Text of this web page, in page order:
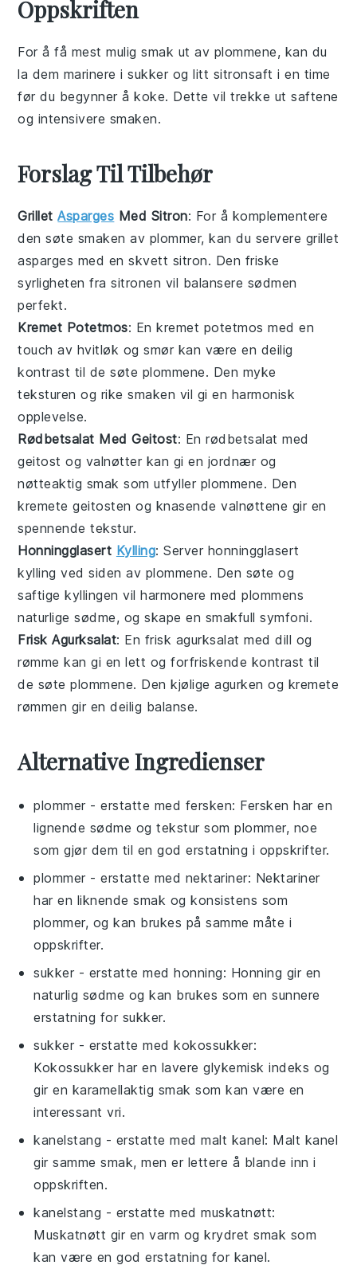
Oppskriften
For å få mest mulig smak ut av plommene, kan du
la dem marinere isukker og litt sitronsaft i en time
før du begynner å koke. Dette vil trekke ut saftene
og intensivere smaken.
Forslag Til Tilbehør
GrilletAsparges Med Sitron: For å komplementere
den søte smaken av plommer, kan du servere grillet
asparges med en skvett sitron. Den friske
syrligheten fra sitronen vil balansere sødmen
perfekt.
Kremet Potetmos: Enkremet potetmos med en
touch av hvitløk ogsmør kan være en deilig
kontrast til de søte plommene. Den myke
teksturen og rike smaken vil gi en harmonisk
opplevelse.
Rødbetsalat Med Geitost: Enrødbetsalat med
geitost og valnøtter kan gi en jordnær og
nøtteaktig smak som utfyller plommene. Den
kremete geitosten og knasende valnøttene gir en
spennende tekstur.
Honningglasert Kylling: Server honningglasert
kylling ved siden av plommene. Den søte og
saftige kyllingen vil harmonere med plommens
naturlige sødme, og skape en smakfull symfoni.
Frisk Agurksalat: En frisk agurksalat meddill og
rømme kan gi en lett og forfriskende kontrast til
de søteplommene. Den kjølige agurken og kremete
rømmen gir en deilig balanse.
Alternative Ingredienser
plommer - erstatte med fersken: Fersken har en
lignende sødme og tekstur som plommer, noe
som gjør dem til en god erstatning i oppskrifter.
plommer - erstatte med nektariner: Nektariner
har en liknende smak og konsistens som
plommer, og kan brukes på samme måte i
oppskrifter.
sukker - erstatte medhonning: Honning gir en
naturlig sødme og kan brukes som en sunnere
erstatning for sukker.
sukker - erstatte medkokossukker:
Kokossukker har en lavere glykemisk indeks og
gir en karamellaktig smak som kan være en
interessant vri.
kanelstang - erstatte medmalt kanel: Malt kanel
gir samme smak, men er lettere å blande inn i
oppskriften.
kanelstang - erstatte medmuskatnøtt:
Muskatnøtt gir en varm og krydret smak som
kan være en god erstatning for kanel.